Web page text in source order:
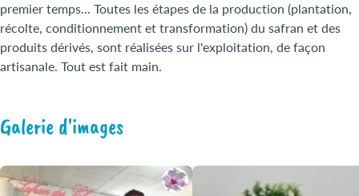
premier temps... Toutes les étapes de la production (plantation,
récolte, conditionnement et transformation) du safran et des
produits dérivés, sont réalisées sur l'exploitation, de façon
artisanale. Tout est fait main.
Galerie d'images